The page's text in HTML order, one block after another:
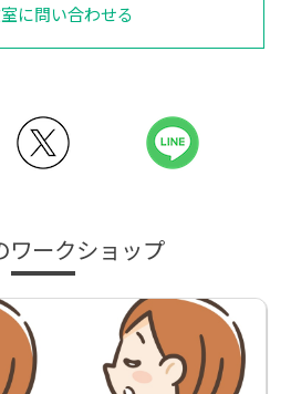
に問い合わせる
ワークショップ